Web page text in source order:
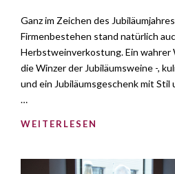
Ganz im Zeichen des
Firmenbestehen stand natürlich
Herbstweinverkostung. Ein wahrer
die Winzer der Jubiläumsweine -,
und ein Jubiläumsgeschenk mit
…
WEITERLESEN